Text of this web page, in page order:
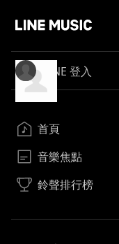
LINE 登入
首頁
音樂焦點
鈴聲排行榜